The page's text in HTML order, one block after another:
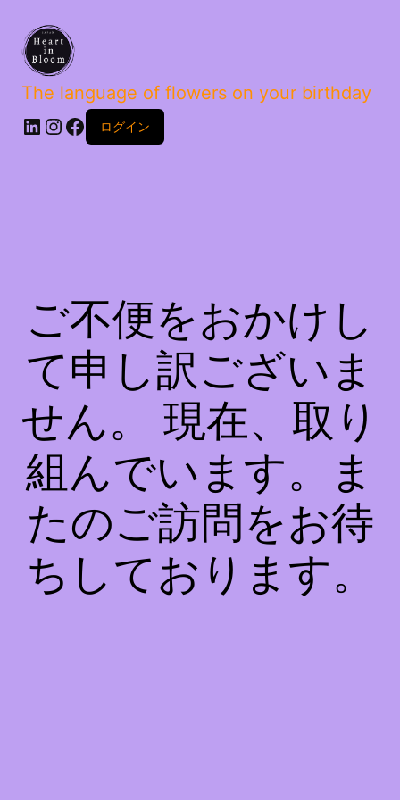
The language of flowers on your birthday
ログイン
ご不便をおかけし
て申し訳ございま
せん。 現在、取り
組んでいます。ま
たのご訪問をお待
ちしております。